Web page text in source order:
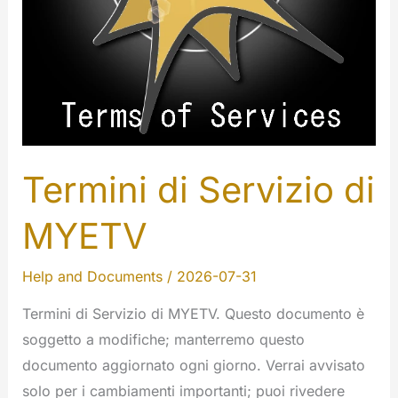
Termini di Servizio di
MYETV
Help and Documents/ 2026-07-31
Termini di Servizio di MYETV. Questo documento è
soggetto a modifiche; manterremo questo
documento aggiornato ogni giorno. Verrai avvisato
solo per i cambiamenti importanti; puoi rivedere